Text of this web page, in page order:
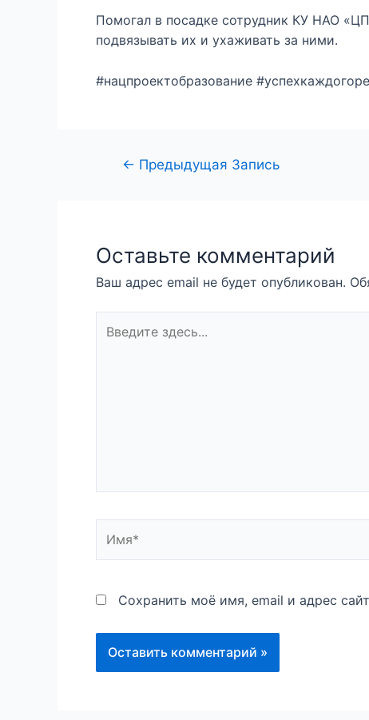
Помогал в посадке сотрудник КУ НАО
подвязывать их и ухаживать за ними.
#нацпроектобразование
← Предыдущая Запись
Оставьте комментарий
Ваш адрес email не будет опубликован.
здесь...
Сохранить моё имя, email и адрес